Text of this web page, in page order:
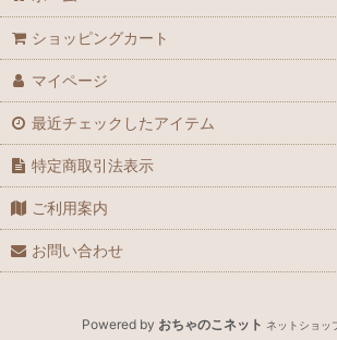
ショッピングカート
マイページ
最近チェックしたアイテム
特定商取引法表示
ご利用案内
お問い合わせ
Powered by おちゃのこネット ネットショッ